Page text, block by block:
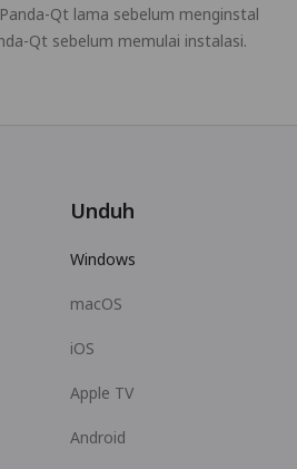
Qt lama sebelum menginstal
Qt sebelum memulai instalasi.
Unduh
Windows
macOS
iOS
Apple TV
Android